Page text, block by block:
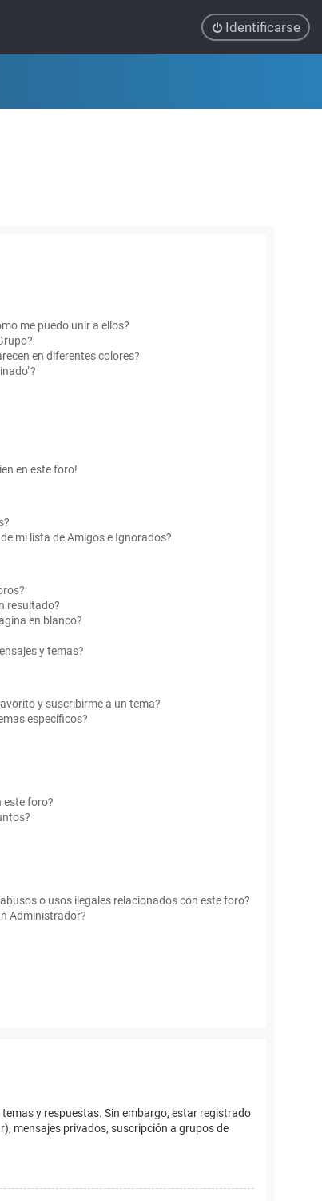
Identificarse
me puedo unir a ellos?
en diferentes colores?
en este foro!
mi lista de Amigos e Ignorados?
resultado?
en blanco?
y temas?
y suscribirme a un tema?
específicos?
este foro?
o usos ilegales relacionados con este foro?
Administrador?
y respuestas. Sin embargo, estar registrado
mensajes privados, suscripción a grupos de